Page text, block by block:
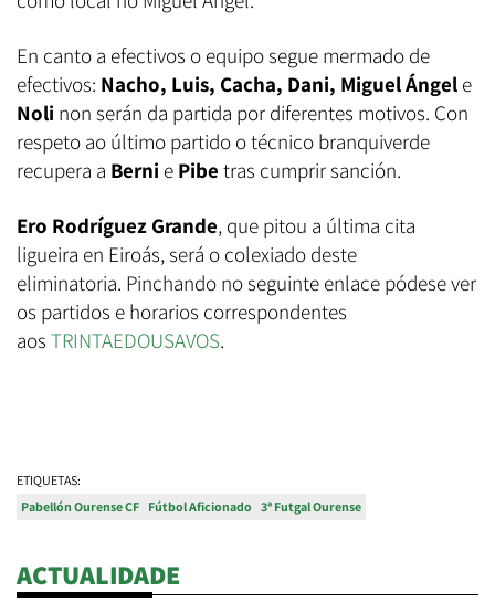
En canto a efectivos o equipo segue mermado de
efectivos: Nacho, Luis, Cacha, Dani, Miguel Ángel e
Noli non serán da partida por diferentes motivos. Con
respeto ao último partido o técnico branquiverde
recupera a Berni e Pibe tras cumprir sanción.
Ero Rodríguez Grande, que pitou a última cita
ligueira en Eiroás, será o colexiado deste
eliminatoria. Pinchando no seguinte enlace pódese ver
os partidos e horarios correspondentes
aos TRINTAEDOUSAVOS.
ETIQUETAS:
Pabellón Ourense CF Fútbol Aficionado 3ª Futgal Ourense
ACTUALIDADE